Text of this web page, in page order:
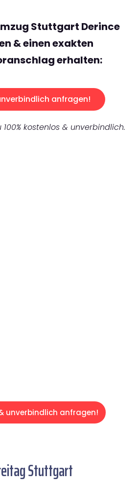
Stuttgart Derince
& einen exakten
erhalten:
anfragen!
kostenlos & unverbindlich.
unverbindlich anfragen!
Stuttgart